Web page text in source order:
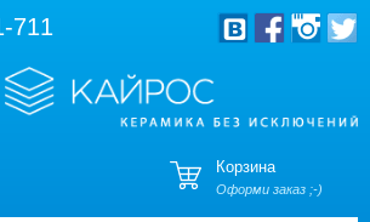
711
Корзина
Оформи заказ ;-)